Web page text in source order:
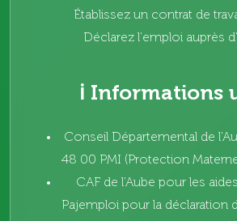
Établissez un contrat de
Déclarez l'emploi auprès
ℹ️ Informations
Conseil Départemental de
48 00 PMI (Protection
CAF de l'Aube pour les
Pajemploi pour la déclaration